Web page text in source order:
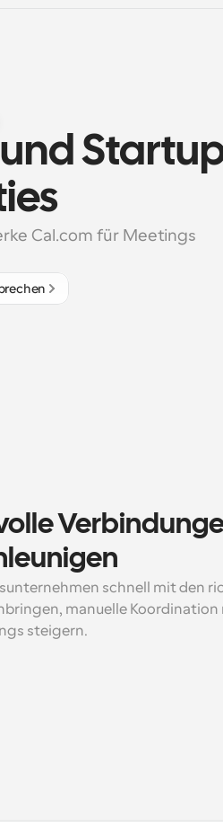
Cal.com für Meetings
schnell mit den
manuelle Koordination
steigern.